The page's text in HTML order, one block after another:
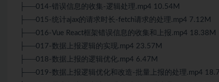
├──014-错误信息的收集-逻辑处理.mp4 10.54M
├──015-统计ajax的请求时长-fetch请求的处理.mp4 7.12M
├──016-Vue React框架错误信息的收集和上报.mp4 18.38M
├──017-数据上报逻辑的实现.mp4 23.57M
├──018-数据上报的逻辑优化.mp4 6.47M
├──019-数据上报逻辑优化和改造-批量上报的处理.mp4